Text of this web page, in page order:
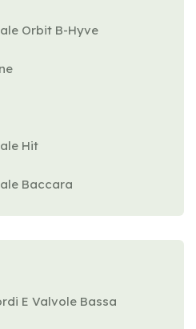
Orbit B-Hyve
Hit
Baccara
E Valvole Bassa